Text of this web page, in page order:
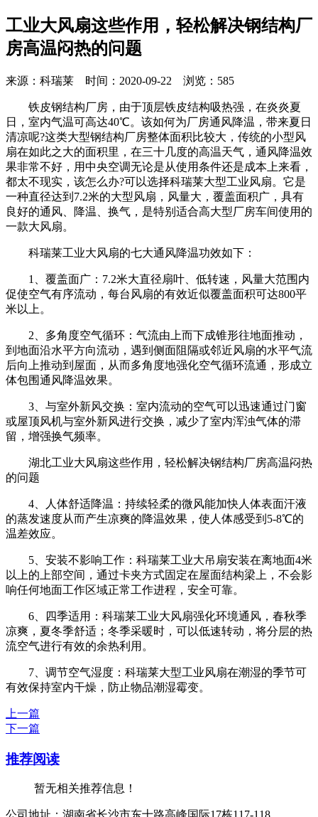
工业大风扇这些作用，轻松解决钢结构厂
房高温闷热的问题
来源：科瑞莱 时间：2020-09-22 浏览： 585
铁皮钢结构厂房，由于顶层铁皮结构吸热强，在炎炎夏
日，室内气温可高达40℃。该如何为厂房通风降温，带来夏日
清凉呢?这类大型钢结构厂房整体面积比较大，传统的小型风
扇在如此之大的面积里，在三十几度的高温天气，通风降温效
果非常不好，用中央空调无论是从使用条件还是成本上来看，
都太不现实，该怎么办?可以选择科瑞莱大型工业风扇。它是
一种直径达到7.2米的大型风扇，风量大，覆盖面积广，具有
良好的通风、降温、换气，是特别适合高大型厂房车间使用的
一款大风扇。
科瑞莱工业大风扇的七大通风降温功效如下：
1、覆盖面广：7.2米大直径扇叶、低转速，风量大范围内
促使空气有序流动，每台风扇的有效近似覆盖面积可达800平
米以上。
2、多角度空气循环：气流由上而下成锥形往地面推动，
到地面沿水平方向流动，遇到侧面阻隔或邻近风扇的水平气流
后向上推动到屋面，从而多角度地强化空气循环流通，形成立
体包围通风降温效果。
3、与室外新风交换：室内流动的空气可以迅速通过门窗
或屋顶风机与室外新风进行交换，减少了室内浑浊气体的滞
留，增强换气频率。
湖北工业大风扇这些作用，轻松解决钢结构厂房高温闷热
的问题
4、人体舒适降温：持续轻柔的微风能加快人体表面汗液
的蒸发速度从而产生凉爽的降温效果，使人体感受到5-8℃的
温差效应。
5、安装不影响工作：科瑞莱工业大吊扇安装在离地面4米
以上的上部空间，通过卡夹方式固定在屋面结构梁上，不会影
响任何地面工作区域正常工作进程，安全可靠。
6、四季适用：科瑞莱工业大风扇强化环境通风，春秋季
凉爽，夏冬季舒适；冬季采暖时，可以低速转动，将分层的热
流空气进行有效的余热利用。
7、调节空气湿度：科瑞莱大型工业风扇在潮湿的季节可
有效保持室内干燥，防止物品潮湿霉变。
上一篇
下一篇
推荐阅读
暂无相关推荐信息！